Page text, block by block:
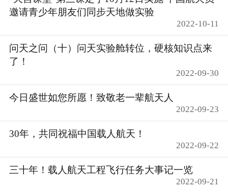
邀请青少年朋友们同步天地做实验
2022-10-11
问天之问（十）问天实验舱转位，硬核知识点来
了！
2022-09-30
今日盛世如您所愿！致敬老一辈航天人
2022-09-23
30年，共同祝福中国载人航天！
2022-09-22
三十年！载人航天工程飞行任务大事记一览
2022-09-21